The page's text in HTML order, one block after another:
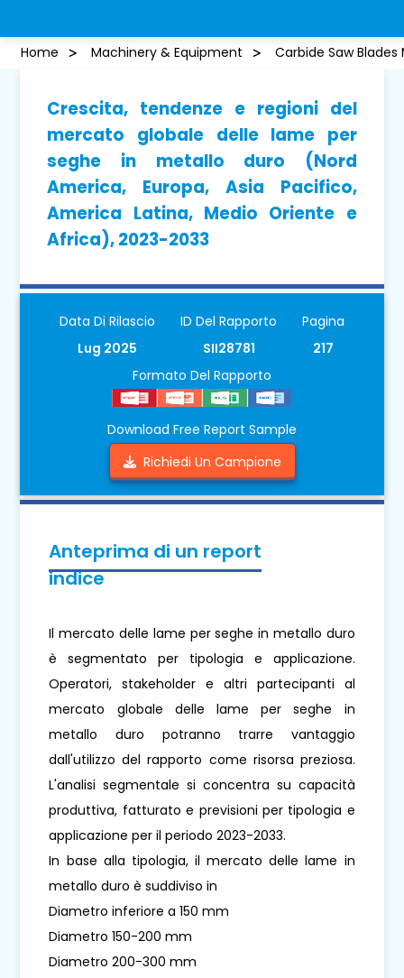
Home Machinery & Equipment Carbide Saw Blades
Crescita, tendenze e regioni del
mercato globale delle lame per
seghe in metallo duro (Nord
America, Europa, Asia Pacifico,
America Latina, Medio Oriente e
Africa), 2023-2033
Data Di Rilascio
Lug 2025
ID Del Rapporto
SII28781
Pagina
217
Formato Del Rapporto
Download Free Report Sample
Richiedi Un Campione
Anteprima di un report
indice
Il mercato delle lame per seghe in metallo duro
è segmentato per tipologia e applicazione.
Operatori, stakeholder e altri partecipanti al
mercato globale delle lame per seghe in
metallo duro potranno trarre vantaggio
dall'utilizzo del rapporto come risorsa preziosa.
L'analisi segmentale si concentra su capacità
produttiva, fatturato e previsioni per tipologia e
applicazione per il periodo 2023-2033.
In base alla tipologia, il mercato delle lame in
metallo duro è suddiviso in
Diametro inferiore a 150 mm
Diametro 150-200 mm
Diametro 200-300 mm